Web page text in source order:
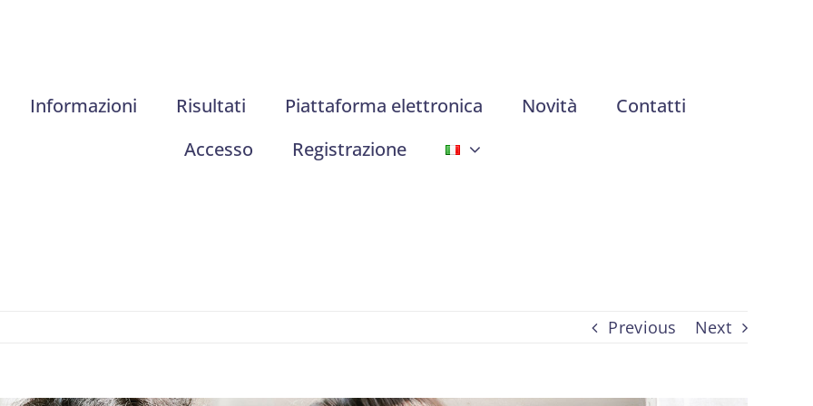
Informazioni Risultati Piattaforma elettronica Novità
Contatti
Accesso
Registrazione
Previous Next